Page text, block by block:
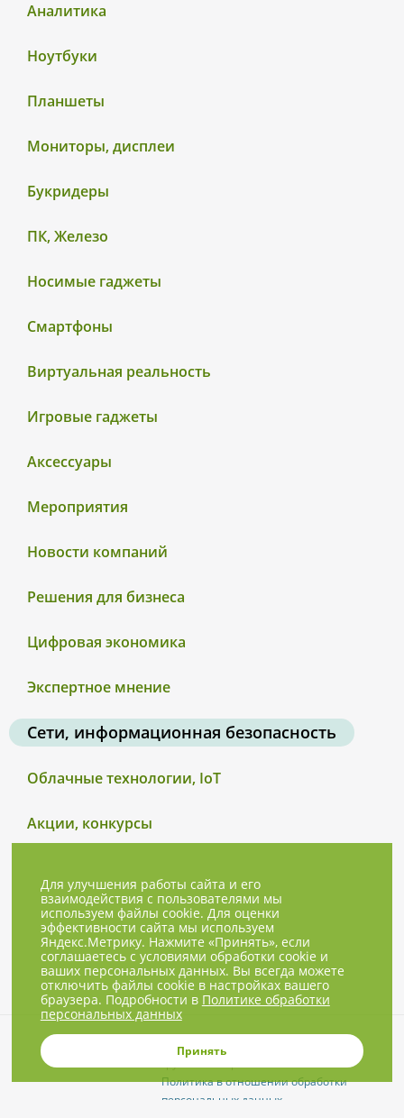
Аналитика
Ноутбуки
Планшеты
Мониторы, дисплеи
Букридеры
ПК, Железо
Носимые гаджеты
Смартфоны
Виртуальная реальность
Игровые гаджеты
Аксессуары
Мероприятия
Новости компаний
Решения для бизнеса
Цифровая экономика
Экспертное мнение
Сети, информационная безопасность
Облачные технологии, IoT
Акции, конкурсы
© 2001-2026, NBPrice.ru — проект
Политика в отношении обработки
персональных данных
Для улучшения работы сайта и его
взаимодействия с пользователями мы
используем файлы cookie. Для оценки
эффективности сайта мы используем
Яндекс.Метрику. Нажмите «Принять», если
соглашаетесь с условиями обработки cookie и
ваших персональных данных. Вы всегда можете
отключить файлы cookie в настройках вашего
браузера. Подробности в Политике обработки
персональных данных
Принять